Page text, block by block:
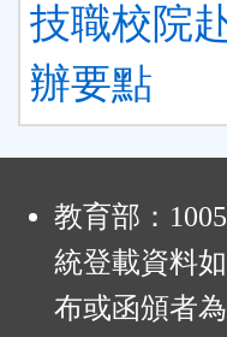
技職校院
辦要點
教育部：
統登載資料
布或函頒者為